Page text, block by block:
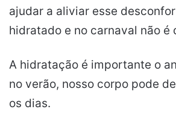
ajudar a aliviar esse
hidratado e no carnaval não é
A hidratação é importante o
no verão, nosso corpo pode
os dias.